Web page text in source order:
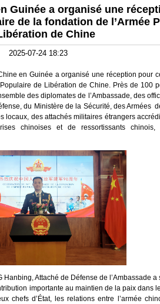
Guinée a organisé une
de la fondation de l’Armée
de Chine
2025-07-24 18:23
en Guinée a organisé une réception pour
de Libération de Chine. Près de 100
des diplomates de l’Ambassade, des
du Ministère de la Sécurité, des Armées
locaux, des attachés militaires étrangers
chinoises et de ressortissants
Hanbing, Attaché de Défense de l’Ambassade
importante au maintien de la paix dans
chefs d’État, les relations entre l’armée